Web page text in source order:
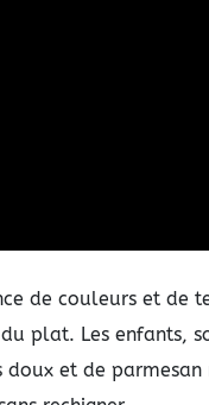
de couleurs et de
du plat. Les enfants,
doux et de parmesan